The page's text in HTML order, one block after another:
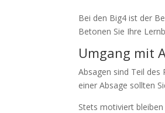
Bei den Big4 ist der
Betonen Sie Ihre
Umgang mit
Absagen sind Teil
einer Absage sollten
Stets motiviert